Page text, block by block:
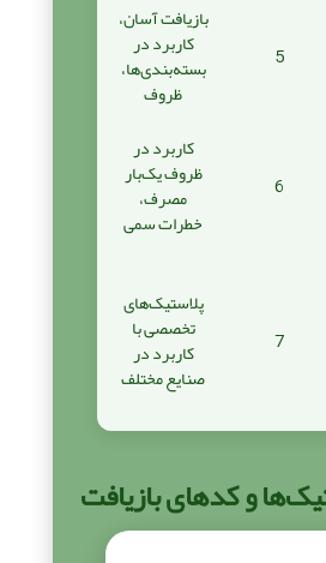
5
بازیافت آسان،
کاربرد در
بسته‌بندی‌ها،
ظروف
6
کاربرد در
ظروف یک‌بار
مصرف،
خطرات سمی
7
پلاستیک‌های
تخصصی با
کاربرد در
صنایع مختلف
و کدهای بازیافت